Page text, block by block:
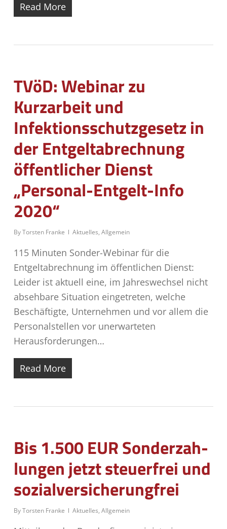
Read More
TVöD: Webinar zu
Kurzarbeit und
Infektionsschutzgesetz in
der Entgeltabrechnung
öffentlicher Dienst
„Personal-Entgelt-Info
2020“
ByTorsten Franke Aktuelles, Allgemein
115 Minuten Sonder-Webinar für die
Entgeltabrechnung im öffentlichen Dienst:
Leider ist aktuell eine, im Jahreswechsel nicht
absehbare Situation eingetreten, welche
Beschäftigte, Unternehmen und vor allem die
Personalstellen vor unerwarteten
Herausforderungen…
Read More
Bis 1.500 EUR Son­der­zah­
lun­gen jetzt steu­er­frei und
sozialversicherungfrei
ByTorsten Franke Aktuelles, Allgemein